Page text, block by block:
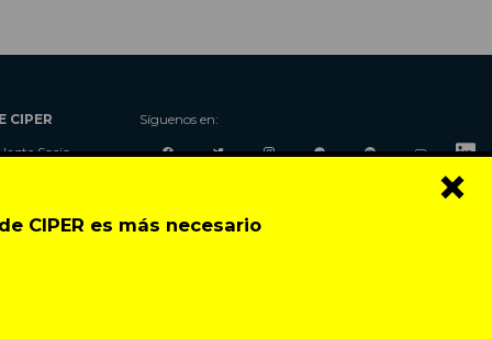
CIPER es más necesario
×
CIPER
Socio
Contacto
Síguenos en: